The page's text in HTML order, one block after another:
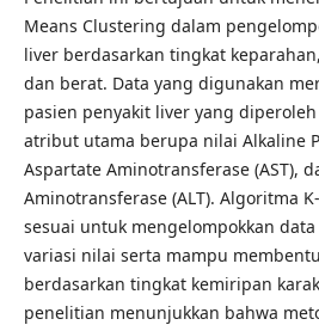
Means Clustering dalam
liver berdasarkan tingkat
dan berat. Data yang digunakan
pasien penyakit liver yang
atribut utama berupa nilai Alkaline
Aspartate Aminotransferase (AST),
Aminotransferase (ALT). Algoritma
sesuai untuk mengelompokkan
variasi nilai serta mampu
berdasarkan tingkat kemiripan
penelitian menunjukkan bahwa